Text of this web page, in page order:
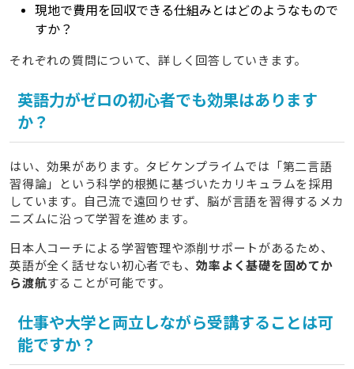
現地で費用を回収できる仕組みとはどのようなもので
すか？
それぞれの質問について、詳しく回答していきます。
英語力がゼロの初心者でも効果はあります
か？
はい、効果があります。タビケンプライムでは「第二言語
習得論」という科学的根拠に基づいたカリキュラムを採用
しています。自己流で遠回りせず、脳が言語を習得するメカ
ニズムに沿って学習を進めます。
日本人コーチによる学習管理や添削サポートがあるため、
英語が全く話せない初心者でも、効率よく基礎を固めてか
ら渡航することが可能です。
仕事や大学と両立しながら受講することは可
能ですか？